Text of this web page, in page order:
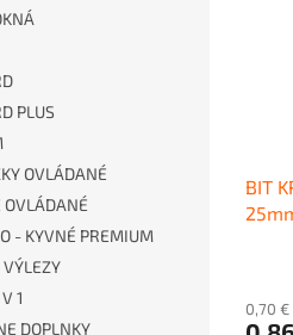
PLUS
OVLÁDANÉ
OVLÁDANÉ
- KYVNÉ PREMIUM
1
DOPLNKY
BIT
0,70 €